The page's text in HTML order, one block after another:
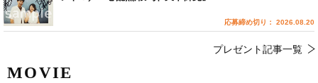
MOVIE
応募締め切り： 2026.08.20
プレゼント記事一覧